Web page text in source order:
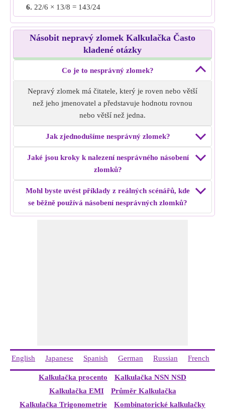
Příklad 3:Najděte násobení nesprávného zlomku 16/4 ×
8/5.
Řešení:
Vynásobte čitatele a jmenovatele, tj. 16 × 8 = 128 a
Zredukujte na jednoduchý tvar, tj. 128/20 = 32/5
Násobení nesprávným zlomkem čísla16/4 × 8 /5 = 32/5.
Příklad 4:Najděte násobení nesprávného zlomku 12/5 ×
Vynásobte čitatele a jmenovatele, tj. 12 × 7 = 84 a
Zredukujte na jednoduchý tvar, tj. 84/30 = 14/5
Násobení nesprávným zlomkem12/5 × 7/6= 14/5.
Příklad 5:Najděte násobení nesprávného zlomku 18/4 ×
10/ 7.
Řešení:Vynásobte čitatele a jmenovatele, tj. 18 × 10 = 180
a 4 × 7 = 28
6. 22/6 × 13/8 = 143/24
7.10/8 × 16/9 = 20/9
8.25/3 × 18/5 = 30/1
9. 12/5 × 20/16 = 3/1
35/17 × 3/2 = 105/34
Násobit nepravý zlomek Kalkulačka Často
kladené otázky
Co je to nesprávný zlomek?
Nepravý zlomek má čitatele, který je roven nebo větší
než jeho jmenovatel a představuje hodnotu rovnou
nebo větší než jedna.
Jak zjednodušíme nesprávný zlomek?
Jaké jsou kroky k nalezení nesprávného násobení
zlomků?
Mohl byste uvést příklady z reálných scénářů, kde
se běžně používá násobení nesprávných zlomků?
English Japanese Spanish German Russian French
Kalkulačka procento
Kalkulačka NSN NSD
Kalkulačka EMI
Průměr Kalkulačka
Kalkulačka Trigonometrie
Kombinatorické kalkulačky